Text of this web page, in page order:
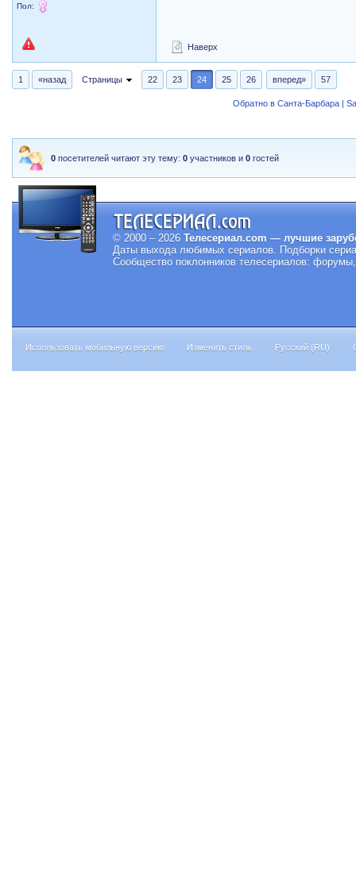
Пол:
Наверх
1 «назад Страницы 22 23 24 25 26 вперед» 57
Обратно в Санта-Барбара |
0 посетителей читают эту тему:0 участников и0 гостей
© 2000 – 2026 Телесериал.com — лучшие
Даты выхода любимых сериалов. Подборки
Сообщество поклонников телесериалов:
Использовать мобильную версию Изменить стиль Русский (RU)